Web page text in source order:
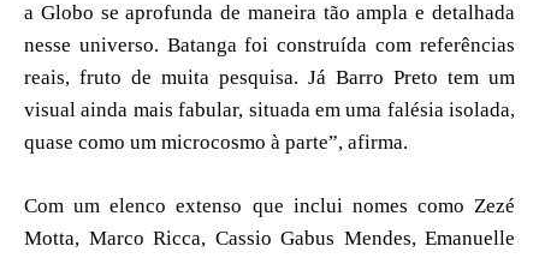
a Globo se aprofunda de maneira tão ampla e detalhada
nesse universo. Batanga foi construída com referências
reais, fruto de muita pesquisa. Já Barro Preto tem um
visual ainda mais fabular, situada em uma falésia isolada,
quase como um microcosmo à parte”, afirma.
Com um elenco extenso que inclui nomes como Zezé
Motta, Marco Ricca, Cassio Gabus Mendes, Emanuelle